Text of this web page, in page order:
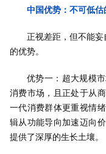
中国优势：不可低估
正视差距，但不能
的优势。
优势一：超大规模
消费市场，且正处于从
一代消费群体更重视情
辑从功能导向加速迈向
提供了深厚的生长土壤。